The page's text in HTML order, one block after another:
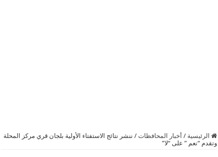
الرئيسية / أخبار المحافظات / ننشر نتائج الاستفتاء الأولية بلجان قري مركز المحلة
وتقدم “نعم ” على “لا”